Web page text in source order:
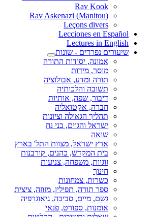
Rav Kook
(Rav Askenazi (Manitou
Leçons divers
Lecciones en Español
Lectures in English
שיעורים נפרדים - שונות
אמונה, יסודות התורה
מוסר, מידות
תורה ומדע, אבולוציה
תשובה והלכותיה
דיבור, שפה, אותיות
חברה, אקטואליה
תהליך הגאולה וציונות
ישראל והגוים, בני נח
שואה
ארץ ישראל, מצוות התל' בארץ
בית המקדש, כהנים, קורבנות
זוגיות, משפחה, צניעות
חינוך
כשרות, צמחונות
ספר תורה, תפילין, מזוזה, ציצית
גשם, מיים, סביבה, גיאוגרפיה
אומנות, ספורט, פנאי